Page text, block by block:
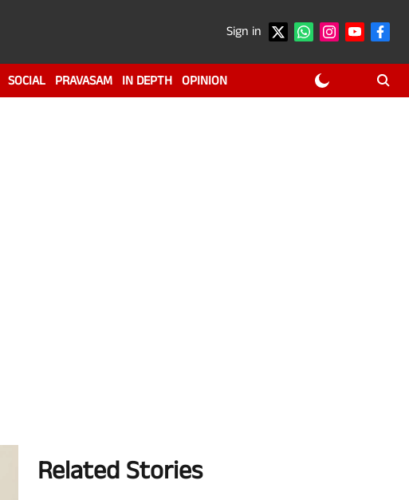
Sign in
SOCIAL PRAVASAM IN DEPTH OPINION
Related Stories